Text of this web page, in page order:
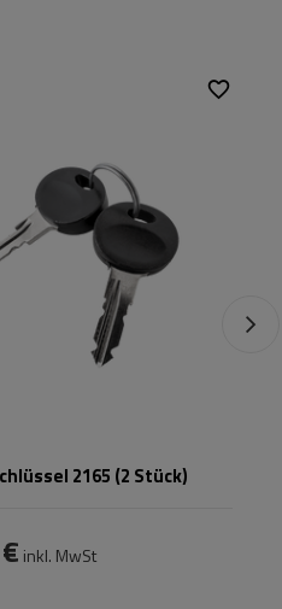
2165 (2 Stück)
inkl. MwSt